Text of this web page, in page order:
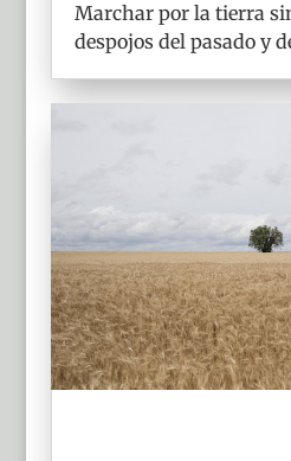
Marchar por la tierra
despojos del pasado y